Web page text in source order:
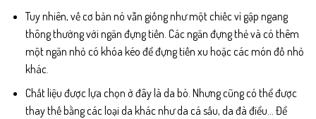
Tuy nhiên, về cơ bản nó vẫn giống như một chiếc ví gập ngang
thông thường với ngăn đựng tiền. Các ngăn đựng thẻ và có thêm
một ngăn nhỏ có khóa kéo để đựng tiền xu hoặc các món đồ nhỏ
khác.
Chất liệu được lựa chọn ở đây là da bò. Nhưng cũng có thể được
thay thế bằng các loại da khác như da cá sấu, da đà điểu… Để